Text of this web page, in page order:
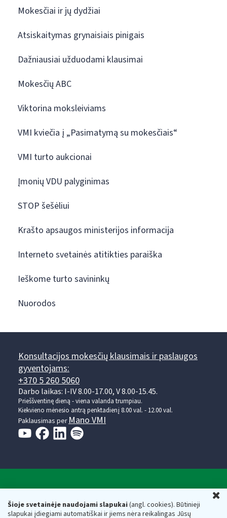
Šioje svetainėje naudojami slapukai(angl. cookies). Būtinieji
slapukai įdiegiami automatiškai ir jiems nėra reikalingas Jūsų
Mokesčiai ir jų dydžiai
Atsiskaitymas grynaisiais pinigais
Dažniausiai užduodami klausimai
Mokesčių ABC
Viktorina moksleiviams
VMI kviečia į „Pasimatymą su mokesčiais“
VMI turto aukcionai
Įmonių VDU palyginimas
STOP šešėliui
Krašto apsaugos ministerijos informacija
Interneto svetainės atitikties paraiška
Ieškome turto savininkų
Nuorodos
Konsultacijos mokesčių klausimais ir paslaugos
gyventojams:
+370 5 260 5060
Darbo laikas: I-IV 8.00-17.00, V 8.00-15.45.
Prieššventinę dieną - viena valanda trumpiau.
Kiekvieno mėnesio antrą penktadienį 8.00 val. - 12.00 val.
Paklausimas per Mano VMI
Respublikos finansų ministerijos